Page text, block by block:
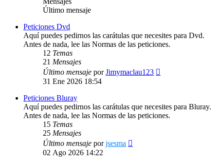
Último mensaje
Peticiones Dvd
Aquí puedes pedirnos las carátulas que necesites para Dvd.
Antes de nada, lee las Normas de las peticiones.
12 Temas
21 Mensajes
Último mensaje porJimymaclau123
31 Ene 2026 18:54
Peticiones Bluray
Aquí puedes pedirnos las carátulas que necesites para Bluray.
Antes de nada, lee las Normas de las peticiones.
15 Temas
25 Mensajes
Último mensaje porjsesma
02 Ago 2026 14:22